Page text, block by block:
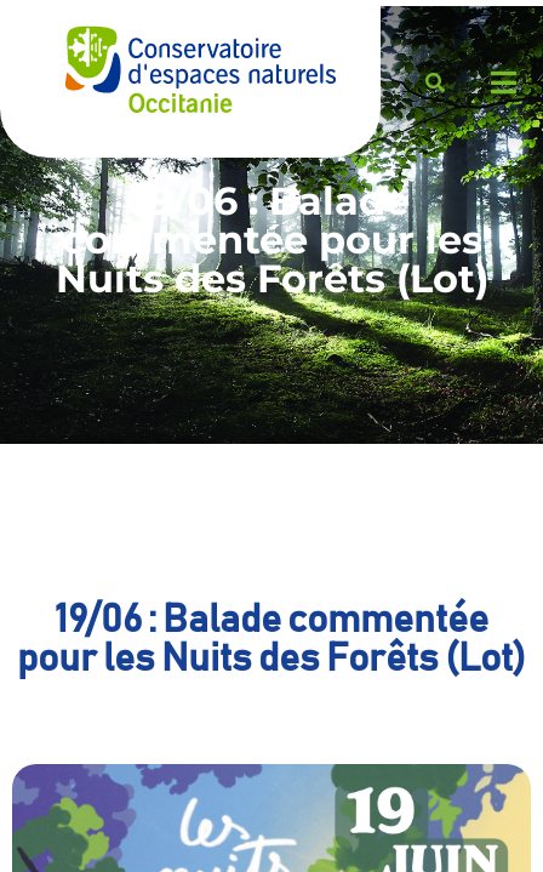
19/06 : Balade
commentée pour les
Nuits des Forêts (Lot)
19/06 : Balade commentée
pour les Nuits des Forêts (Lot)